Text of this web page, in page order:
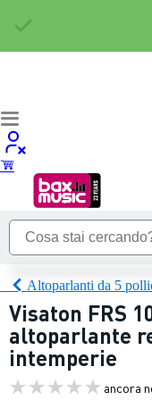
Altoparlanti da 5
Visaton FRS
altoparlante
intemperie
ancora